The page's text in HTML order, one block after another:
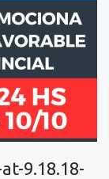
9.18.18-